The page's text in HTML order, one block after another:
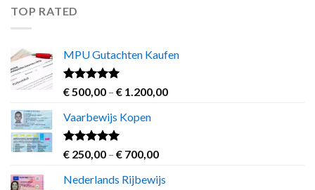
TOP RATED
MPU Gutachten Kaufen
Rated5.00
out of 5
€ 500,00 – € 1.200,00Price
Vaarbewijs Kopen
Rated4.63
out of 5
€ 250,00 – € 700,00Price
€ 250,00
Nederlands Rijbewijs